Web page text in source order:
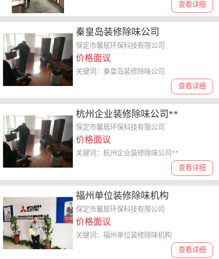
查看详细
秦皇岛装修除味公司
保定市馨居环保科技有限公司
价格面议
查看详细
关键词：秦皇岛装修除味公司
杭州企业装修除味公司**
保定市馨居环保科技有限公司
价格面议
查看详细
关键词：杭州企业装修除味公司**
福州单位装修除味机构
保定市馨居环保科技有限公司
价格面议
查看详细
关键词：福州单位装修除味机构